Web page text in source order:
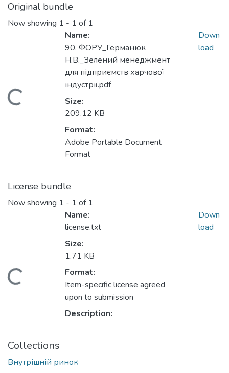
Original bundle
Now showing 1 - 1 of 1
Loading...
Name:
90. ФОРУ_Германюк
Н.В._Зелений менеджмент
для підприємств харчової
індустрії.pdf
Size:
209.12 KB
Format:
Adobe Portable Document
Format
Down
load
License bundle
Now showing 1 - 1 of 1
Loading...
Name:
license.txt
Size:
1.71 KB
Format:
Item-specific license agreed
upon to submission
Description:
Down
load
Collections
Внутрішній ринок